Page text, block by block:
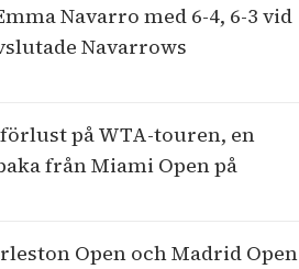
Navarro med 6-4, 6-3 vid
Navarrows
på WTA-touren, en
från Miami Open på
Open och Madrid Open